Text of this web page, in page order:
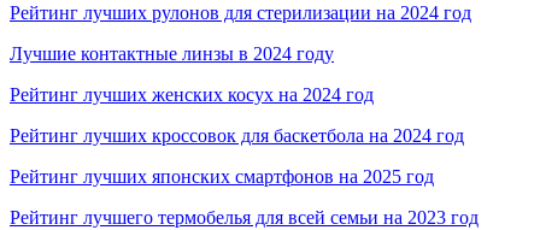
Рейтинг лучших рулонов для стерилизации на 2024 год
Лучшие контактные линзы в 2024 году
Рейтинг лучших женских косух на 2024 год
Рейтинг лучших кроссовок для баскетбола на 2024 год
Рейтинг лучших японских смартфонов на 2025 год
Рейтинг лучшего термобелья для всей семьи на 2023 год